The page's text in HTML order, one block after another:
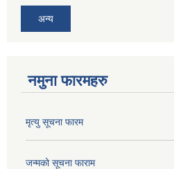
अन्य
नमुना फारमहरु
मृत्यु सूचना फारम
जन्मको सूचना फाराम